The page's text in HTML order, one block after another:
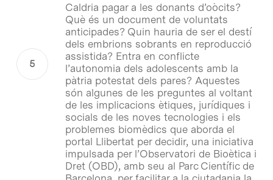
Caldria pagar a les donants d’oòcits?
Què és un document de voluntats
anticipades? Quin hauria de ser el destí
dels embrions sobrants en reproducció
assistida? Entra en conflicte
l’autonomia dels adolescents amb la
pàtria potestat dels pares? Aquestes
són algunes de les preguntes al voltant
de les implicacions ètiques, jurídiques i
socials de les noves tecnologies i els
problemes biomèdics que aborda el
portal Llibertat per decidir, una iniciativa
impulsada per l’Observatori de Bioètica i
Dret (OBD), amb seu al Parc Científic de